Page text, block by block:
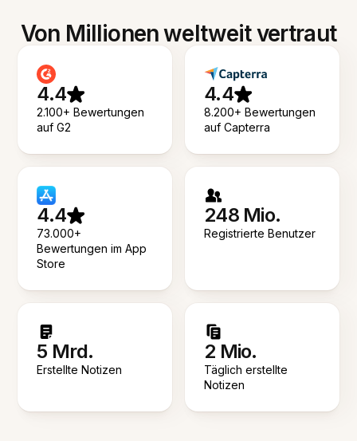
Von Millionen weltweit vertraut
4.4
2.100+ Bewertungen
auf G2
4.4
8.200+ Bewertungen
auf Capterra
4.4
73.000+
Bewertungen im App
Store
248 Mio.
Registrierte Benutzer
5 Mrd.
Erstellte Notizen
2 Mio.
Täglich erstellte
Notizen